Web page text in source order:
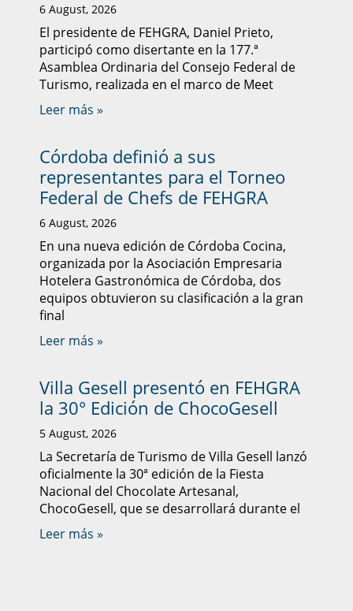
6 August, 2026
El presidente de FEHGRA, Daniel Prieto,
participó como disertante en la 177.ª
Asamblea Ordinaria del Consejo Federal de
Turismo, realizada en el marco de Meet
Leer más »
Córdoba definió a sus
representantes para el Torneo
Federal de Chefs de FEHGRA
6 August, 2026
En una nueva edición de Córdoba Cocina,
organizada por la Asociación Empresaria
Hotelera Gastronómica de Córdoba, dos
equipos obtuvieron su clasificación a la gran
final
Leer más »
Villa Gesell presentó en FEHGRA
la 30° Edición de ChocoGesell
5 August, 2026
La Secretaría de Turismo de Villa Gesell lanzó
oficialmente la 30ª edición de la Fiesta
Nacional del Chocolate Artesanal,
ChocoGesell, que se desarrollará durante el
Leer más »